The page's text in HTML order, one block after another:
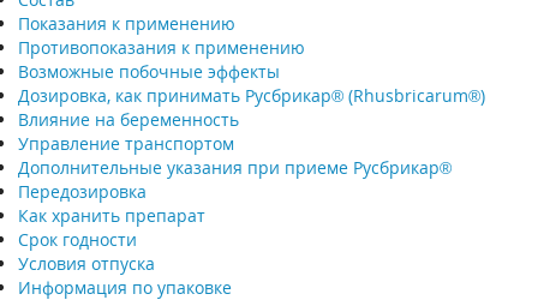
Показания к применению
Противопоказания к применению
Возможные побочные эффекты
Дозировка, как принимать Русбрикар® (Rhusbricarum®)
Влияние на беременность
Управление транспортом
Дополнительные указания при приеме Русбрикар®
Передозировка
Как хранить препарат
Срок годности
Условия отпуска
Информация по упаковке